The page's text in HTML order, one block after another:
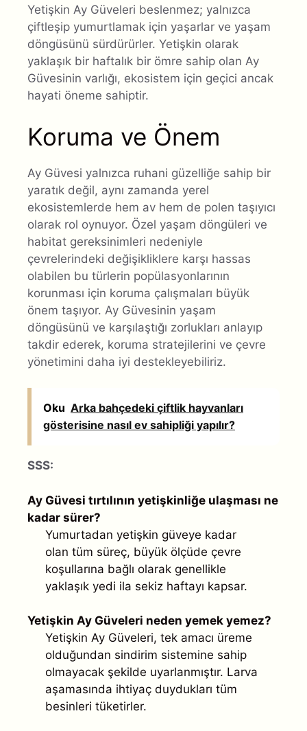
Yetişkin Ay Güveleri beslenmez; yalnızca
çiftleşip yumurtlamak için yaşarlar ve yaşam
döngüsünü sürdürürler. Yetişkin olarak
yaklaşık bir haftalık bir ömre sahip olan Ay
Güvesinin varlığı, ekosistem için geçici ancak
hayati öneme sahiptir.
Koruma ve Önem
Ay Güvesi yalnızca ruhani güzelliğe sahip bir
yaratık değil, aynı zamanda yerel
ekosistemlerde hem av hem de polen taşıyıcı
olarak rol oynuyor. Özel yaşam döngüleri ve
habitat gereksinimleri nedeniyle
çevrelerindeki değişikliklere karşı hassas
olabilen bu türlerin popülasyonlarının
korunması için koruma çalışmaları büyük
önem taşıyor. Ay Güvesinin yaşam
döngüsünü ve karşılaştığı zorlukları anlayıp
takdir ederek, koruma stratejilerini ve çevre
yönetimini daha iyi destekleyebiliriz.
Oku Arka bahçedeki çiftlik hayvanları
gösterisine nasıl ev sahipliği yapılır?
SSS:
Ay Güvesi tırtılının yetişkinliğe ulaşması ne
kadar sürer?
Yumurtadan yetişkin güveye kadar
olan tüm süreç, büyük ölçüde çevre
koşullarına bağlı olarak genellikle
yaklaşık yedi ila sekiz haftayı kapsar.
Yetişkin Ay Güveleri neden yemek yemez?
Yetişkin Ay Güveleri, tek amacı üreme
olduğundan sindirim sistemine sahip
olmayacak şekilde uyarlanmıştır. Larva
aşamasında ihtiyaç duydukları tüm
besinleri tüketirler.